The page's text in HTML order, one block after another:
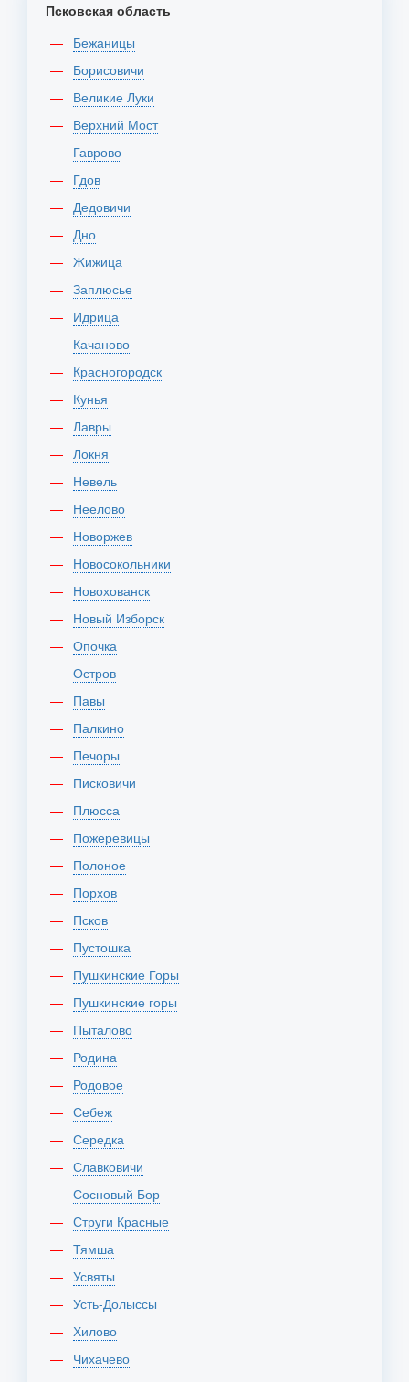
Псковская область
Бежаницы
Борисовичи
Великие Луки
Верхний Мост
Гаврово
Гдов
Дедовичи
Дно
Жижица
Заплюсье
Идрица
Качаново
Красногородск
Кунья
Лавры
Локня
Невель
Неелово
Новоржев
Новосокольники
Новохованск
Новый Изборск
Опочка
Остров
Павы
Палкино
Печоры
Писковичи
Плюсса
Пожеревицы
Полоное
Порхов
Псков
Пустошка
Пушкинские Горы
Пушкинские горы
Пыталово
Родина
Родовое
Себеж
Середка
Славковичи
Сосновый Бор
Струги Красные
Тямша
Усвяты
Усть-Долыссы
Хилово
Чихачево